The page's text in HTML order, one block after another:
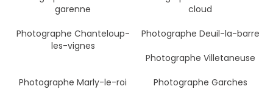
garenne
cloud
Photographe Chanteloup-
les-vignes
Photographe Deuil-la-barre
Photographe Villetaneuse
Photographe Marly-le-roi
Photographe Garches